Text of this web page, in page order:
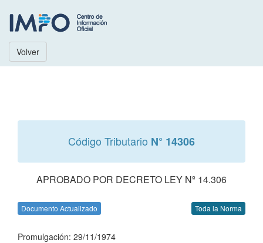
Volver
Código Tributario N° 14306
APROBADO POR DECRETO LEY Nº 14.306
Documento Actualizado Toda la Norma
Promulgación: 29/11/1974